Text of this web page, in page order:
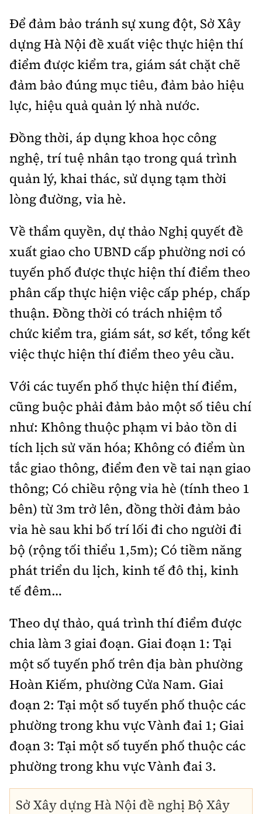
Để đảm bảo tránh sự xung đột, Sở Xây
dựng Hà Nội đề xuất việc thực hiện thí
điểm được kiểm tra, giám sát chặt chẽ
đảm bảo đúng mục tiêu, đảm bảo hiệu
lực, hiệu quả quản lý nhà nước.
Đồng thời, áp dụng khoa học công
nghệ, trí tuệ nhân tạo trong quá trình
quản lý, khai thác, sử dụng tạm thời
lòng đường, vỉa hè.
Về thẩm quyền, dự thảo Nghị quyết đề
xuất giao cho UBND cấp phường nơi có
tuyến phố được thực hiện thí điểm theo
phân cấp thực hiện việc cấp phép, chấp
thuận. Đồng thời có trách nhiệm tổ
chức kiểm tra, giám sát, sơ kết, tổng kết
việc thực hiện thí điểm theo yêu cầu.
Với các tuyến phố thực hiện thí điểm,
cũng buộc phải đảm bảo một số tiêu chí
như: Không thuộc phạm vi bảo tồn di
tích lịch sử văn hóa; Không có điểm ùn
tắc giao thông, điểm đen về tai nạn giao
thông; Có chiều rộng vỉa hè (tính theo 1
bên) từ 3m trở lên, đồng thời đảm bảo
vỉa hè sau khi bố trí lối đi cho người đi
bộ (rộng tối thiểu 1,5m); Có tiềm năng
phát triển du lịch, kinh tế đô thị, kinh
tế đêm…
Theo dự thảo, quá trình thí điểm được
chia làm 3 giai đoạn. Giai đoạn 1: Tại
một số tuyến phố trên địa bàn phường
Hoàn Kiếm, phường Cửa Nam. Giai
đoạn 2: Tại một số tuyến phố thuộc các
phường trong khu vực Vành đai 1; Giai
đoạn 3: Tại một số tuyến phố thuộc các
phường trong khu vực Vành đai 3.
Sở Xây dựng Hà Nội đề nghị Bộ Xây